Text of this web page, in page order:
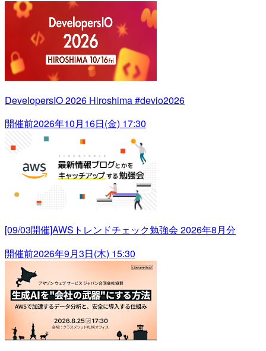
DevelopersIO 2026 Hiroshima #devio2026
開催前2026年10月16日(金) 17:30
[09/03開催]AWSトレンドチェック勉強会 2026年8月分
開催前2026年9月3日(木) 15:30